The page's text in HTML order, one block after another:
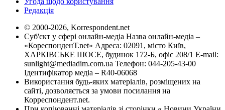
Редакція
© 2000-2026, Korrespondent.net
Суб'єкт у сфері онлайн-медіа Назва онлайн-медіа –
«КореспонденТ.net» Адреса: 02091, місто Київ,
ХАРКІВСЬКЕ ШОСЕ, будинок 172-Б, офіс 208/1 E-mail:
sunlight@mediadim.com.ua Телефон: 044-205-43-00
Ідентифікатор медіа – R40-06068
Використання будь-яких матеріалів, розміщених на
сайті, дозволяється за умови посилання на
Корреспондент.net.